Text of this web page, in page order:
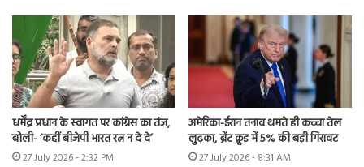
धर्मेंद्र प्रधान के स्वागत पर कांग्रेस का तंज,
बोली- ‘कहीं बीजेपी भारत रत्न न दे दे’
27 July 2026 - 2:32 PM
अमेरिका-ईरान तनाव थमते ही कच्चा तेल
लुढ़का, ब्रेंट क्रूड में 5% की बड़ी गिरावट
27 July 2026 - 8:31 AM